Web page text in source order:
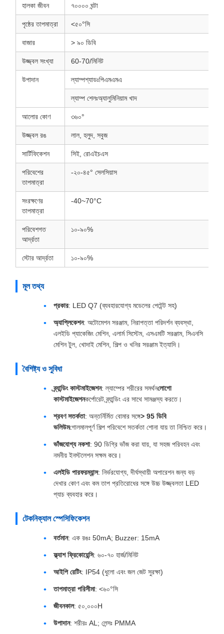
হালকা জীবন ৭০০০০ ঘন্টা
পৃষ্ঠের তাপমাত্রা <৫০°সি
বাজার > ৯০ ডিবি
উজ্জ্বল সংখ্যা 60-70/মিনিট
উপাদান ল্যাম্পশ্যাডঃপিএমএমএ
ল্যাম্প শেলঃঅ্যালুমিনিয়াম খাদ
আলোর কোণ ৩৬০°
উজ্জ্বল রঙ লাল, হলুদ, সবুজ
সার্টিফিকেশন সিই, রোএইচএস
পরিবেশের
তাপমাত্রা
-২০-৪৫° সেলসিয়াস
সংরক্ষণের
তাপমাত্রা
-40~70°C
পরিবেশগত
আর্দ্রতা
১০-৯০%
স্টোর আর্দ্রতা ১০-৯০%
মূল তথ্য
প্রকার: LED Q7 (ব্যবহারযোগ্য মডেলের পেটেন্ট সহ)
অ্যাপ্লিকেশন: অটোমেশন সরঞ্জাম, নিরাপত্তা পরিদর্শন ব্যবস্থা,
এলইডি প্যাকেজিং মেশিন, এলার্ম সিস্টেম, এসএমটি সরঞ্জাম, সিএনসি
মেশিন টুল, খোদাই মেশিন, শিল্প ও খনির সরঞ্জাম ইত্যাদি।
বৈশিষ্ট্য ও সুবিধা
ব্র্যান্ডিং কাস্টমাইজেশন: ল্যাম্পের শরীরের সমর্থনলোগো
কাস্টমাইজেশনকর্পোরেট ব্র্যান্ডিং এর সাথে সামঞ্জস্য করতে।
শ্রবণ সতর্কতা: অন্তর্নির্মিত বোমার সঙ্গে> 95 ডিবি
ভলিউমগোলমালপূর্ণ শিল্প পরিবেশে সতর্কতা শোনা যায় তা নিশ্চিত করে।
ভাঁজযোগ্য নকশা: 90 ডিগ্রি ভাঁজ করা যায়, যা সহজ পরিবহন এবং
নমনীয় ইনস্টলেশন সক্ষম করে।
এলইডি পারফরম্যান্স: নির্ভরযোগ্য, দীর্ঘস্থায়ী অপারেশন জন্য বড়
দেখার কোণ এবং কম তাপ প্রতিরোধের সঙ্গে উচ্চ উজ্জ্বলতা LED
প্যাচ ব্যবহার করে।
টেকনিক্যাল স্পেসিফিকেশন
বর্তমান: এক রঙঃ 50mA; Buzzer: 15mA
ফ্ল্যাশ ফ্রিকোয়েন্সি: ৬০-৭০ হার্জ/মিনিট
আইপি রেটিং: IP54 (ধুলো এবং জল জেট সুরক্ষা)
তাপমাত্রা পরিসীমা: <৬০°সি
জীবনকাল: ৫০,০০০H
উপাদান: শরীরঃ AL; লেন্সঃ PMMA